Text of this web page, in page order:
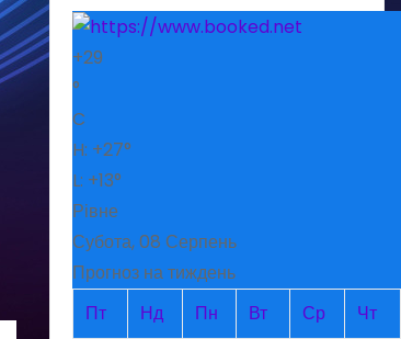
+29
°
C
H: +27°
L: +13°
Рівне
Субота, 08 Серпень
Прогноз на тиждень
Пт
Нд Пн Вт Ср Чт